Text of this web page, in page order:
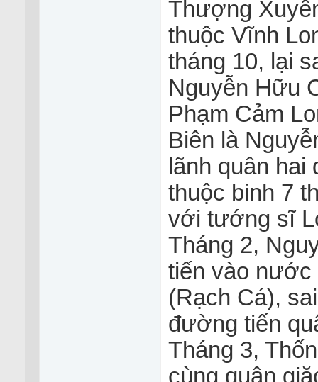
Thượng
thuộc Vĩnh
tháng 10, lại
Nguyễn Hữu
Phạm Cảm
Biên là
lãnh quân
thuộc binh 7
với tướng sĩ
Tháng 2,
tiến vào nước
(Rạch Cá),
đường tiến
Tháng 3,
cùng quân